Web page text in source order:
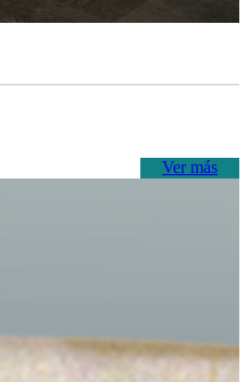
Ver más